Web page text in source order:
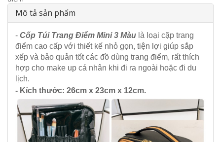
Mô tả sản phẩm
- Cốp Túi Trang Điểm Mini 3 Màu là loại cặp trang
điểm cao cấp với thiết kế nhỏ gọn, tiện lợi giúp sắp
xếp và bảo quản tốt các đồ dùng trang điểm, rất thích
hợp cho make up cá nhân khi đi ra ngoài hoặc đi du
lịch.
- Kích thước: 26cm x 23cm x 12cm.